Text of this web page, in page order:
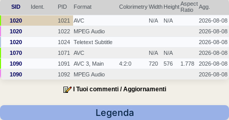
SID Ident. PID Format ColorimetryWidth HeightAspect
Ratio
Agg.
1020 1021 AVC N/A N/A
2026-08-08
1020
1022 MPEG Audio
2026-08-08
1020
1024 Teletext Subtitle
2026-08-08
1070
1071 AVC N/A N/A
2026-08-08
1090
1091 AVC 3, Main 4:2:0 720 576 1.778
2026-08-08
1090
1092 MPEG Audio 2026-08-08
I Tuoi commenti / Aggiornamenti
Legenda